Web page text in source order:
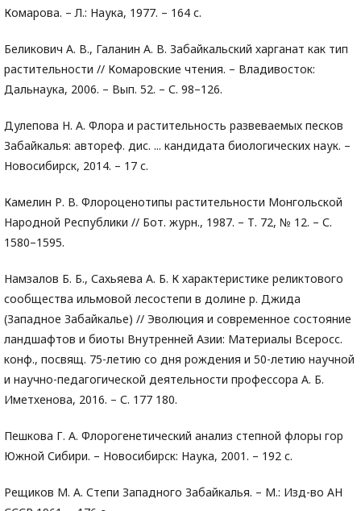
Комарова. – Л.: Наука, 1977. – 164 с.
Беликович А. В., Галанин А. В. Забайкальский харганат как тип
растительности // Комаровские чтения. – Владивосток:
Дальнаука, 2006. – Вып. 52. – С. 98–126.
Дулепова Н. А. Флора и растительность развеваемых песков
Забайкалья: автореф. дис. ... кандидата биологических наук. –
Новосибирск, 2014. – 17 с.
Камелин Р. В. Флороценотипы растительности Монгольской
Народной Республики // Бот. журн., 1987. – Т. 72, № 12. – С.
1580–1595.
Намзалов Б. Б., Сахьяева А. Б. К характеристике реликтового
сообщества ильмовой лесостепи в долине р. Джида
(Западное Забайкалье) // Эволюция и современное состояние
ландшафтов и биоты Внутренней Азии: Материалы Всеросс.
конф., посвящ. 75-летию со дня рождения и 50-летию научной
и научно-педагогической деятельности профессора А. Б.
Иметхенова, 2016. – С. 177 180.
Пешкова Г. А. Флорогенетический анализ степной флоры гор
Южной Сибири. – Новосибирск: Наука, 2001. – 192 с.
Рещиков М. А. Степи Западного Забайкалья. – М.: Изд-во АН